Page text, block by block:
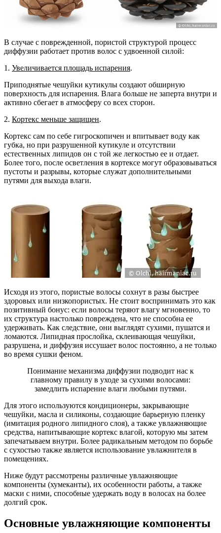
В случае с поврежденной, пористой структурой процесс
диффузии работает против волос с удвоенной силой:
1. Увеличивается площадь испарения.
Приподнятые чешуйки кутикулы создают обширную
поверхность для испарения. Влага больше не заперта внутри и
активно сбегает в атмосферу со всех сторон.
2. Кортекс меньше защищен.
Кортекс сам по себе гигроскопичен и впитывает воду как
губка, но при разрушенной кутикуле и отсутствии
естественных липидов он с той же легкостью ее и отдает.
Более того, после осветления в кортексе могут образовываться
пустоты и разрывы, которые служат дополнительными
путями для выхода влаги.
Исходя из этого, пористые волосы сохнут в разы быстрее
здоровых или низкопористых. Не стоит воспринимать это как
позитивный бонус: если волосы теряют влагу мгновенно, то
их структура настолько повреждена, что не способна ее
удерживать. Как следствие, они выглядят сухими, пушатся и
ломаются. Липидная прослойка, склеивающая чешуйки,
разрушена, и диффузия иссушает волос постоянно, а не только
во время сушки феном.
Понимание механизма диффузии подводит нас к
главному правилу в уходе за сухими волосами:
замедлить испарение влаги любыми путями.
Для этого используются кондиционеры, закрывающие
чешуйки, масла и силиконы, создающие барьерную пленку
(имитация родного липидного слоя), а также увлажняющие
средства, напитывающие кортекс влагой, которую мы затем
запечатываем внутри. Более радикальным методом по борьбе
с сухостью также является использование увлажнителя в
помещениях.
Ниже будут рассмотрены различные увлажняющие
компоненты (хумеканты), их особенности работы, а также
маски с ними, способные удержать воду в волосах на более
долгий срок.
Основные увлажняющие компоненты